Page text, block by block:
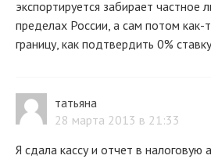
экспортируется забирает частное
пределах России, а сам потом как-
границу, как подтвердить 0%
татьяна
28 марта 2013 в 21:33
Я сдала кассу и отчет в налоговую